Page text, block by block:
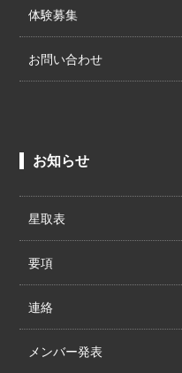
体験募集
お問い合わせ
お知らせ
星取表
要項
連絡
メンバー発表